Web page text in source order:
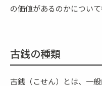
の価値があるのかについて
古銭の種類
古銭（こせん）とは、一